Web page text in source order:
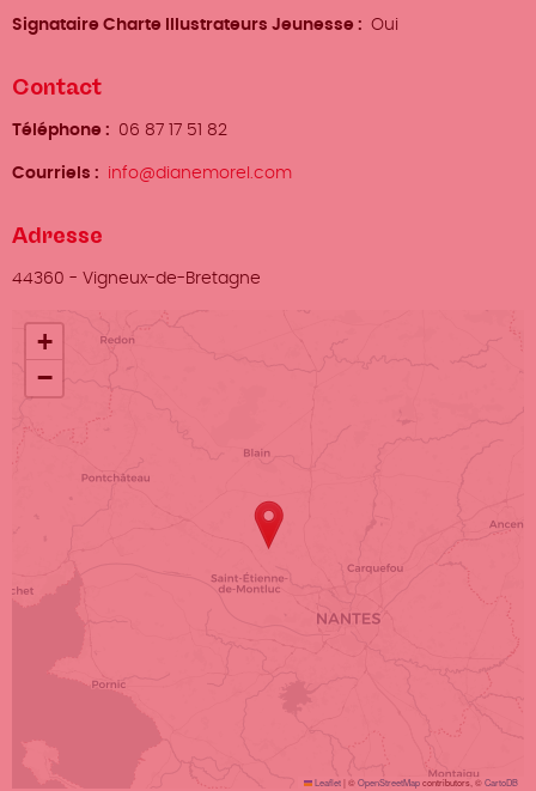
Signataire Charte Illustrateurs Jeunesse Oui
Contact
Téléphone 06 87 17 51 82
Courriels info@dianemorel.com
Adresse
Ville
44360 - Vigneux-de-Bretagne
Localisation
+
−
Leaflet| ©OpenStreetMapcontributors, ©CartoDB